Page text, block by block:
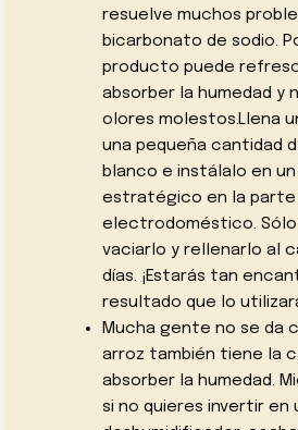
resuelve muchos
bicarbonato de sodio.
producto puede
absorber la humedad y
olores molestos.Llena
una pequeña cantidad
blanco e instálalo en
estratégico en la parte
electrodoméstico.
vaciarlo y rellenarlo al
días. ¡Estarás tan
resultado que lo
Mucha gente no se da
arroz también tiene la
absorber la humedad.
si no quieres invertir en